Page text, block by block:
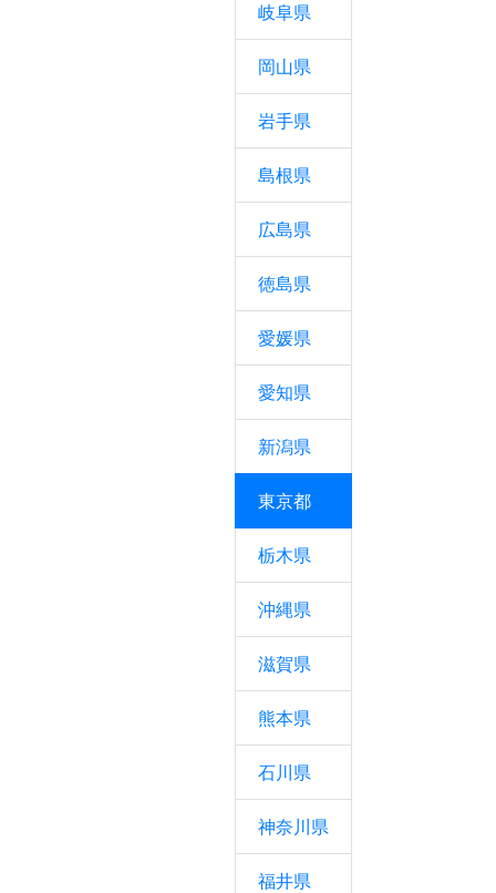
岐阜県
岡山県
岩手県
島根県
広島県
徳島県
愛媛県
愛知県
新潟県
東京都
栃木県
沖縄県
滋賀県
熊本県
石川県
神奈川県
福井県